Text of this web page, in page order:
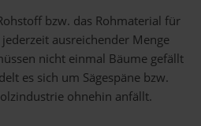
bzw. das Rohmaterial für
ausreichender Menge
nicht einmal Bäume gefällt
es sich um Sägespäne bzw.
ohnehin anfällt.